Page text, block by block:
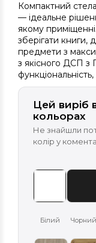
Компактний
— ідеальне
якому
зберігати книги,
предмети з
з якісного ДСП
Цей виріб
кольорах
Не знайшли
колір у
Білий Чорний